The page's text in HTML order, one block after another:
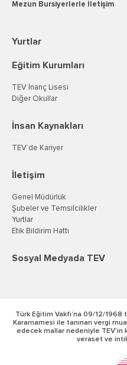
Mezun Bursiyerlerle İletişim
Yurtlar
Eğitim Kurumları
TEV İnanç Lisesi
Diğer Okullar
İnsan Kaynakları
TEV’de Kariyer
İletişim
Genel Müdürlük
Şubeler ve Temsilcilikler
Yurtlar
Etik Bildirim Hattı
Sosyal Medyada TEV
Türk Eğitim Vakfı’na 09/12/1968
Kararnamesi ile tanınan vergi
edecek mallar nedeniyle TEV’in
veraset ve